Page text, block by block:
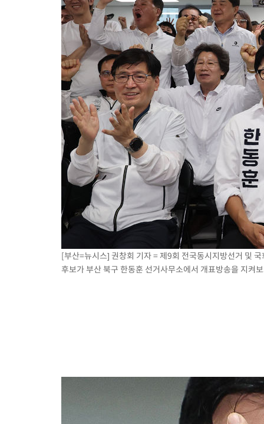
[부산=뉴시스] 권창회 기자 = 제9회 전국동시지방선거 및
후보가 부산 북구 한동훈 선거사무소에서 개표방송을 지